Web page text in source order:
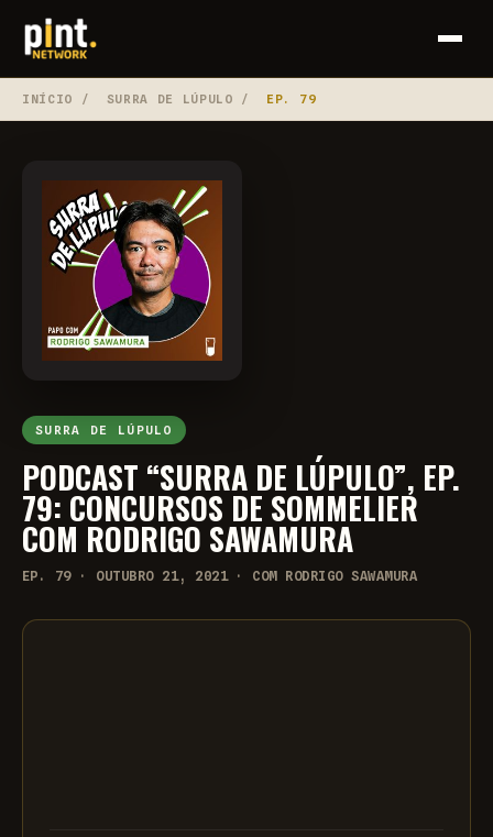
INÍCIO / SURRA DE LÚPULO / EP. 79
SURRA DE LÚPULO
PODCAST “SURRA DE LÚPULO”, EP.
79: CONCURSOS DE SOMMELIER
COM RODRIGO SAWAMURA
EP. 79 · OUTUBRO 21, 2021 · COM RODRIGO SAWAMURA